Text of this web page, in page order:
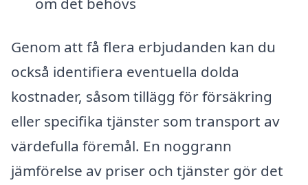
Genom att få flera erbjudanden kan du
också identifiera eventuella dolda
kostnader, såsom tillägg för försäkring
eller specifika tjänster som transport av
värdefulla föremål. En noggrann
jämförelse av priser och tjänster gör det